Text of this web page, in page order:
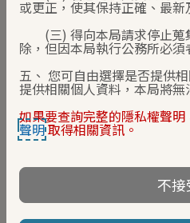
ID or ARC number
或更正，使其保持正確、最新
(三) 得向本局請求停止蒐
除，但因本局執行公務所必須
五、 您可自由選擇是否提供
提供相關個人資料，本局將無
如果要查詢完整的隱私權聲
聲明取得相關資訊。
不接